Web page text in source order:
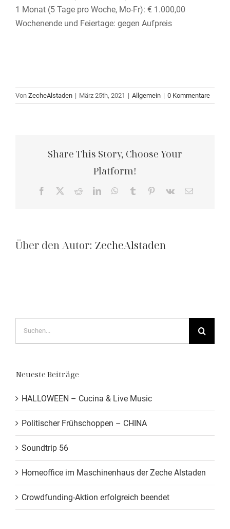
1 Monat (5 Tage pro Woche, Mo-Fr): € 1.000,00
Wochenende und Feiertage: gegen Aufpreis
Von ZecheAlstaden | März 25th, 2021 | Allgemein | 0 Kommentare
Share This Story, Choose Your
Platform!
Facebook RedditLinkedInWhatsApp
Tumblr Pinterest
Vk
E-
Über den Autor: ZecheAlstaden
Neueste Beiträge
HALLOWEEN – Cucina & Live Music
Politischer Frühschoppen – CHINA
Soundtrip 56
Homeoffice im Maschinenhaus der Zeche Alstaden
Crowdfunding-Aktion erfolgreich beendet